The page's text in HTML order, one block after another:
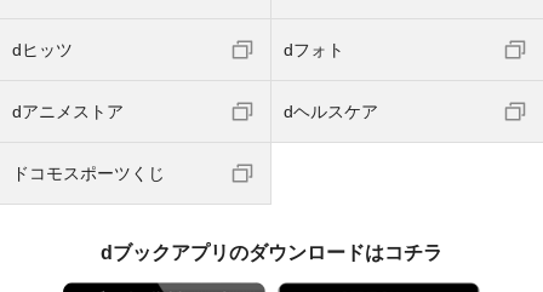
dヒッツ dフォト
dアニメストア dヘルスケア
ドコモスポーツくじ
dブックアプリのダウンロードはコチラ